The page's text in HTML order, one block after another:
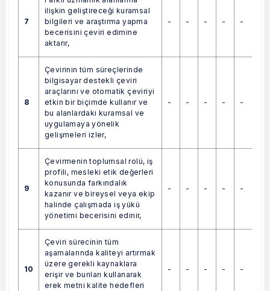
7
ilişkin geliştireceği kuramsal
bilgileri ve araştırma yapma
becerisini çeviri edimine
aktarır,
- - - - -
8
Çevirinin tüm süreçlerinde
bilgisayar destekli çeviri
araçlarını ve otomatik çeviriyi
etkin bir biçimde kullanır ve
bu alanlardaki kuramsal ve
uygulamaya yönelik
gelişmeleri izler,
- - - - -
9
Çevirmenin toplumsal rolü, iş
profili, mesleki etik değerleri
konusunda farkındalık
kazanır ve bireysel veya ekip
halinde çalışmada iş yükü
yönetimi becerisini edinir,
- - - - -
10
Çeviri sürecinin tüm
aşamalarında kaliteyi artırmak
üzere gerekli kaynaklara
erişir ve bunları kullanarak
erek metni kalite hedefleri
- - - - -